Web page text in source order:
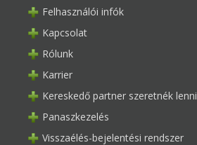
Felhasználói infók
Kapcsolat
Rólunk
Karrier
Kereskedő partner szeretnék lenni
Panaszkezelés
Visszaélés-bejelentési rendszer